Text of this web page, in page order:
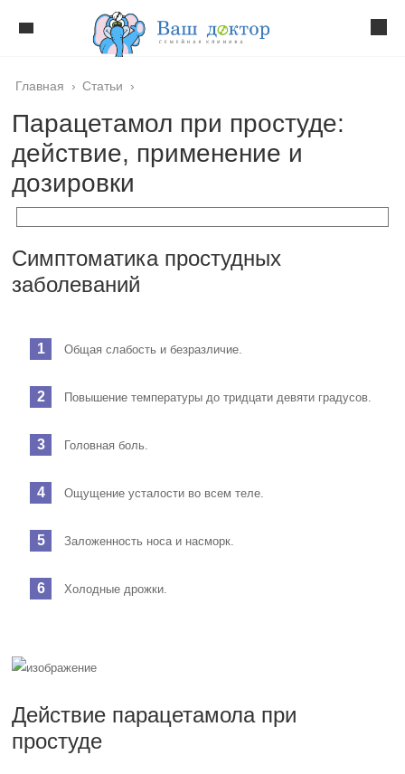
Главная › Статьи ›
Парацетамол при простуде:
действие, применение и
дозировки
Симптоматика простудных
заболеваний
Общая слабость и безразличие.
Повышение температуры до тридцати девяти градусов.
Головная боль.
Ощущение усталости во всем теле.
Заложенность носа и насморк.
Холодные дрожки.
Действие парацетамола при
простуде